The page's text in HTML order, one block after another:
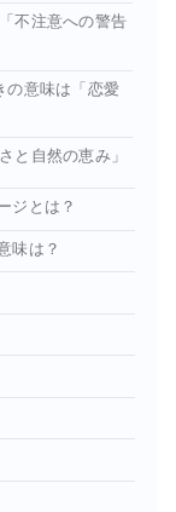
不注意への警告
の意味は「恋愛
と自然の恵み」
ジとは？
味は？